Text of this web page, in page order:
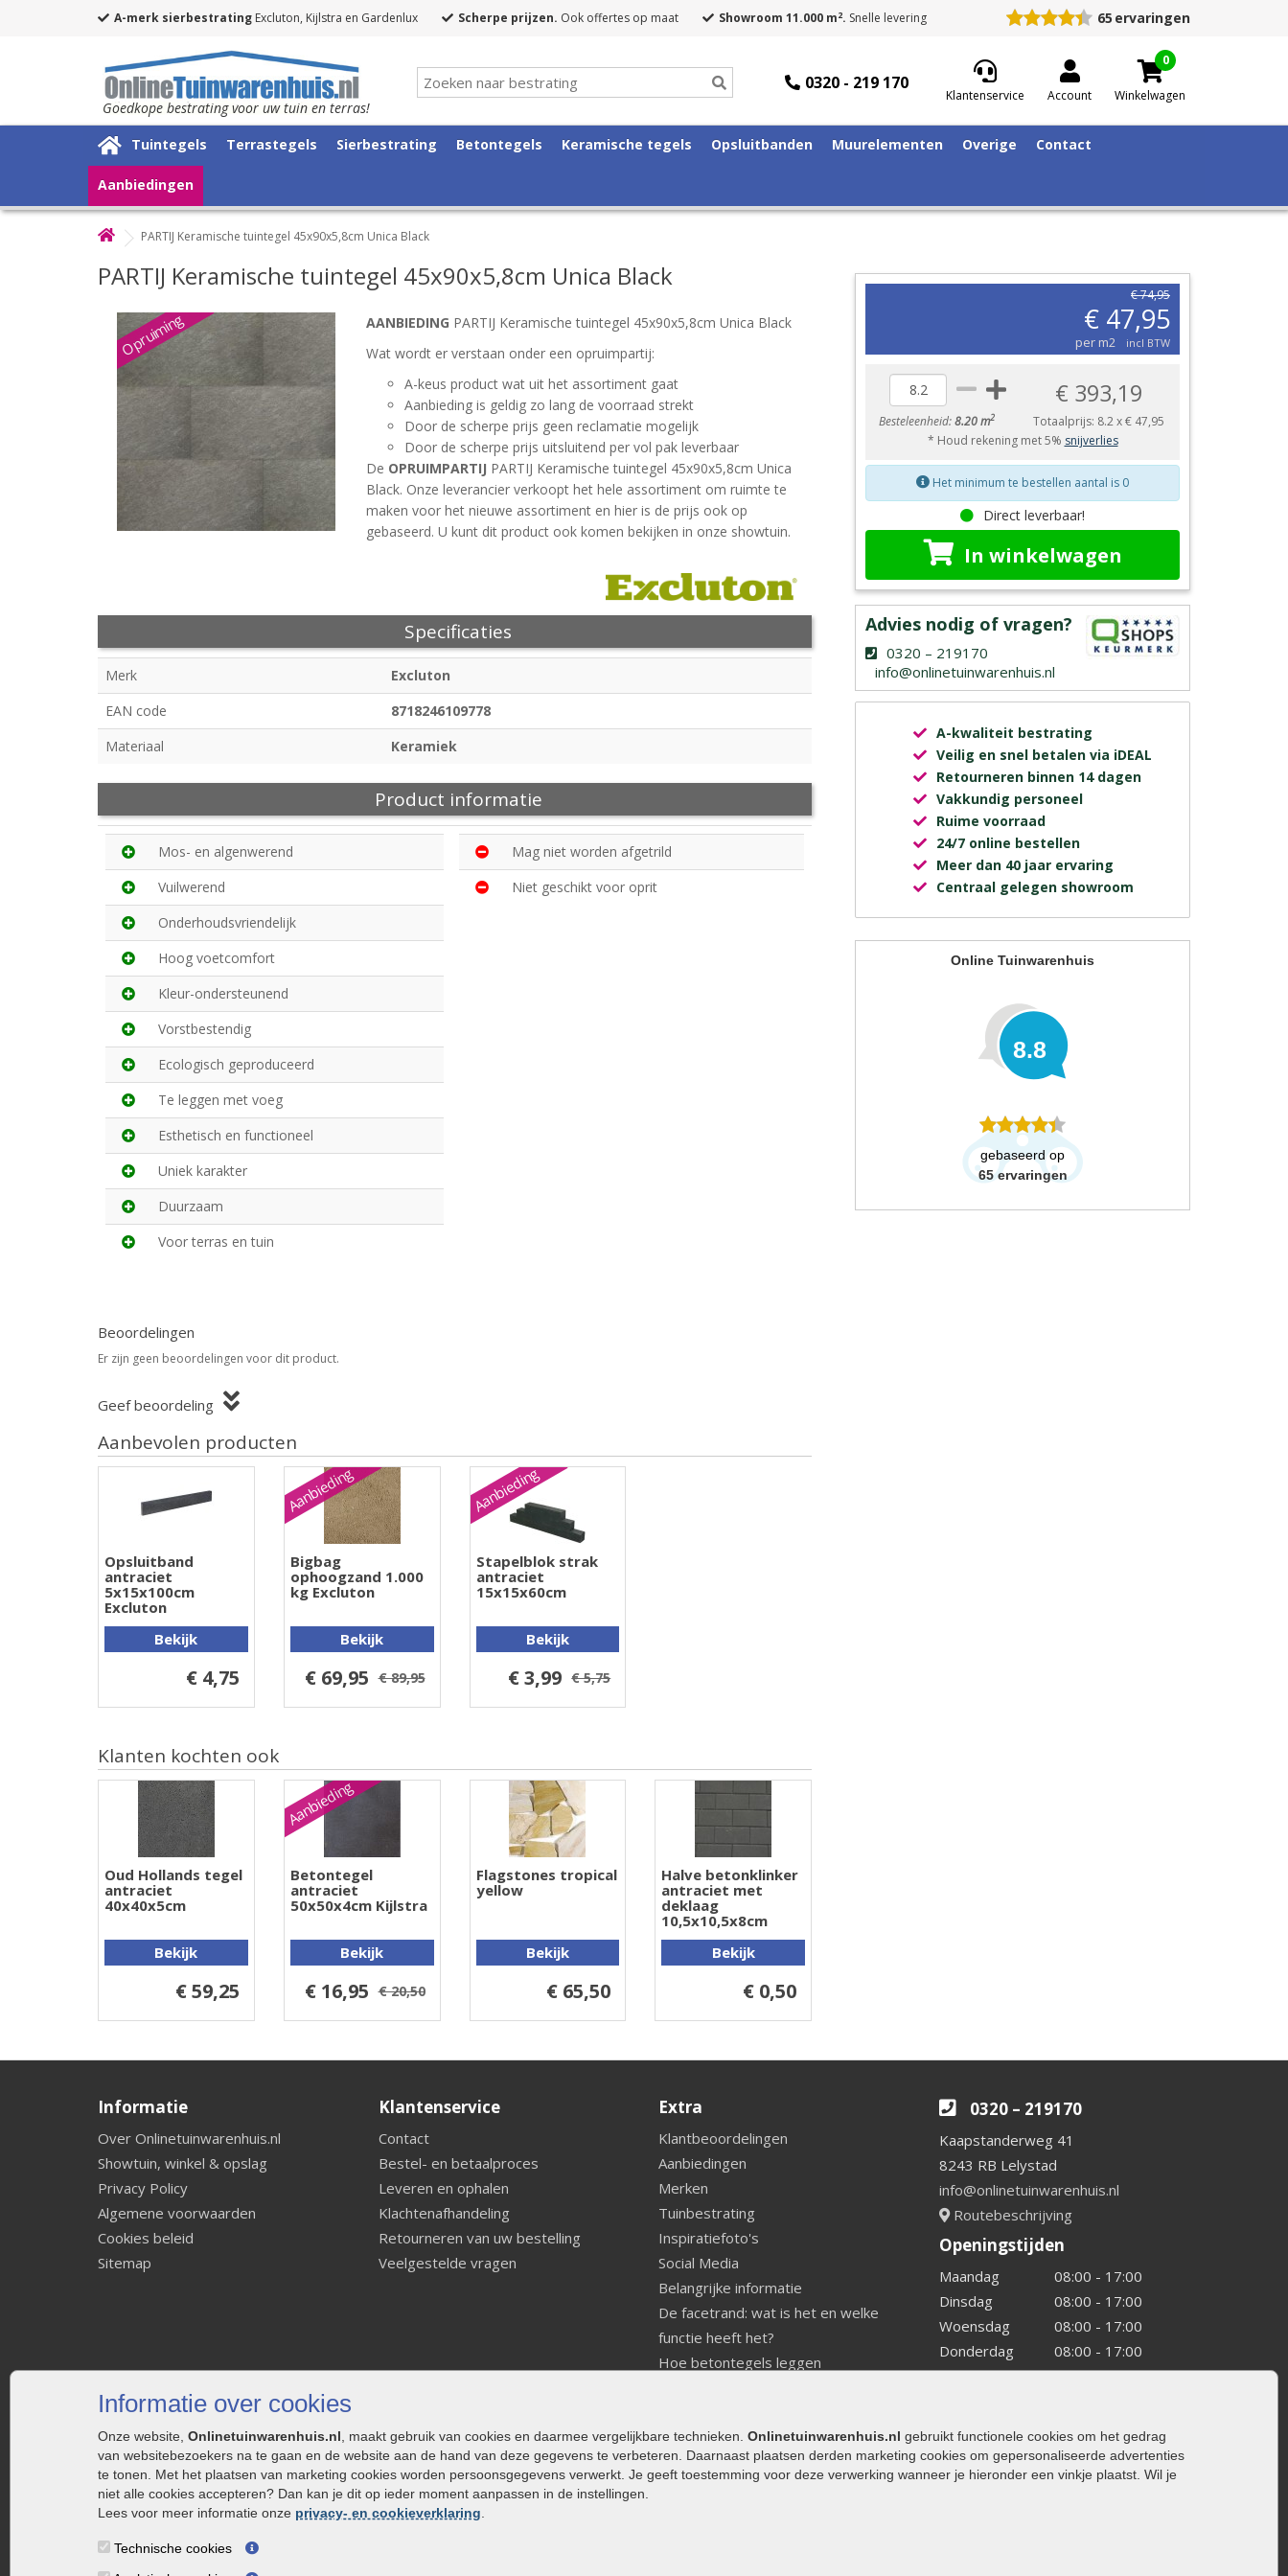
Informatie over cookies
Onze website, Onlinetuinwarenhuis.nl , maakt gebruik van cookies en daarmee vergelijkbare technieken. Onlinetuinwarenhuis.nl gebruikt functionele cookies om het gedrag
van websitebezoekers na te gaan en de website aan de hand van deze gegevens te verbeteren. Daarnaast plaatsen derden marketing cookies om gepersonaliseerde advertenties
te tonen. Met het plaatsen van marketing cookies worden persoonsgegevens verwerkt. Je geeft toestemming voor deze verwerking wanneer je hieronder een vinkje plaatst. Wil je
niet alle cookies accepteren? Dan kan je dit op ieder moment aanpassen in de instellingen.
Lees voor meer informatie onze privacy- en cookieverklaring
Technische cookies
A-merk sierbestrating Excluton, Kijlstra en Gardenlux Scherpe prijzen. Ook offertes op maat Showroom 11.000 m2. Snelle levering 65 ervaringen
Goedkope bestrating voor uw tuin en terras!
0320 - 219 170
Klantenservice Account
0
Winkelwagen
Tuintegels Terrastegels Sierbestrating Betontegels Keramische tegels Opsluitbanden Muurelementen Overige Contact
Aanbiedingen
PARTIJ Keramische tuintegel 45x90x5,8cm Unica Black
PARTIJ Keramische tuintegel 45x90x5,8cm Unica Black
Opruiming AANBIEDING PARTIJ Keramische tuintegel 45x90x5,8cm Unica Black
Wat wordt er verstaan onder een opruimpartij:
A-keus product wat uit het assortiment gaat
Aanbieding is geldig zo lang de voorraad strekt
Door de scherpe prijs geen reclamatie mogelijk
Door de scherpe prijs uitsluitend per vol pak leverbaar
De OPRUIMPARTIJ PARTIJ Keramische tuintegel 45x90x5,8cm Unica
Black. Onze leverancier verkoopt het hele assortiment om ruimte te
maken voor het nieuwe assortiment en hier is de prijs ook op
gebaseerd. U kunt dit product ook komen bekijken in onze showtuin.
Specificaties
Merk
Excluton
EAN code
8718246109778
Materiaal
Keramiek
Product informatie
Mos- en algenwerend
Vuilwerend
Onderhoudsvriendelijk
Hoog voetcomfort
Kleur-ondersteunend
Vorstbestendig
Ecologisch geproduceerd
Te leggen met voeg
Esthetisch en functioneel
Uniek karakter
Duurzaam
Voor terras en tuin
Mag niet worden afgetrild
Niet geschikt voor oprit
Beoordelingen
Er zijn geen beoordelingen voor dit product.
Geef beoordeling
Aanbevolen producten
Opsluitband
antraciet
5x15x100cm
Excluton
Bekijk
€ 4,75
Aanbieding
Bigbag
ophoogzand 1.000
kg Excluton
Bekijk
€ 69,95 € 89,95
Aanbieding
Stapelblok strak
antraciet
15x15x60cm
Bekijk
€ 3,99 € 5,75
Klanten kochten ook
Oud Hollands tegel
antraciet
40x40x5cm
Bekijk
€ 59,25
Aanbieding
Betontegel
antraciet
50x50x4cm Kijlstra
Bekijk
€ 16,95 € 20,50
Flagstones tropical
yellow
Bekijk
€ 65,50
Halve betonklinker
antraciet met
deklaag
10,5x10,5x8cm
Bekijk
€ 0,50
€ 74,95
€ 47,95
per m2 incl BTW
Besteleenheid:8.20 m2
€ 393,19
Totaalprijs: 8.2x€ 47,95
* Houd rekening met 5% snijverlies
Het minimum te bestellen aantal is 0
Direct leverbaar!
In winkelwagen
Advies nodig of vragen?
0320 – 219170
info@onlinetuinwarenhuis.nl
A-kwaliteit bestrating
Veilig en snel betalen via iDEAL
Retourneren binnen 14 dagen
Vakkundig personeel
Ruime voorraad
24/7 online bestellen
Meer dan 40 jaar ervaring
Centraal gelegen showroom
Online Tuinwarenhuis
8.8
gebaseerd op
65 ervaringen
Informatie
Over Onlinetuinwarenhuis.nl
Showtuin, winkel & opslag
Privacy Policy
Algemene voorwaarden
Cookies beleid
Sitemap
Klantenservice
Contact
Bestel- en betaalproces
Leveren en ophalen
Klachtenafhandeling
Retourneren van uw bestelling
Veelgestelde vragen
Extra
Klantbeoordelingen
Aanbiedingen
Merken
Tuinbestrating
Inspiratiefoto's
Social Media
Belangrijke informatie
De facetrand: wat is het en welke
functie heeft het?
Hoe betontegels leggen
Welke tuinstijl past bij mij
Strakke tuin inrichten
Legverbanden gebakken bestrating
0320 – 219170
Kaapstanderweg 41
8243 RB Lelystad
info@onlinetuinwarenhuis.nl
Routebeschrijving
Openingstijden
Maandag
08:00 - 17:00
Dinsdag
08:00 - 17:00
Woensdag
08:00 - 17:00
Donderdag
08:00 - 17:00
Vrijdag
08:00 - 17:00